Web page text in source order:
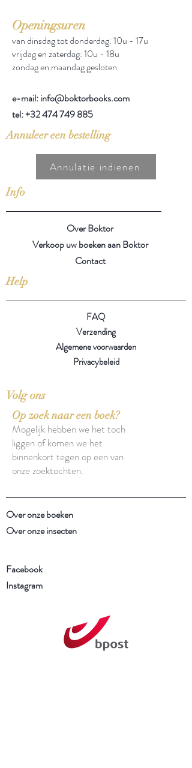
Openingsuren
van dinsdag tot donderdag: 10u - 17u
vrijdag en zaterdag: 10u - 18u
zondag en maandag gesloten
e-mail: info@boktorbooks.com
tel:+32 474 749 885
Annuleer een bestelling
Annulatie indienen
Info
Over Boktor
Verkoop uw boeken aan Boktor
Contact
Help
FAQ
Verzending
Algemene voorwaarden
Privacybeleid
Volg ons
Op zoek naar een boek?
Mogelijk hebben we het toch
liggen of komen we het
binnenkort tegen op een van
onze zoektochten.
Over onze boeken
Over onze insecten
Facebook
Instagram